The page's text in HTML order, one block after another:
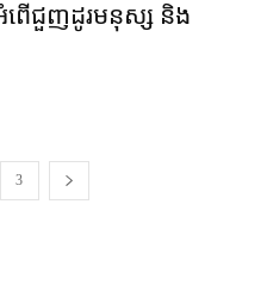
ាប​អំពើ​ជួញដូរ​មនុស្ស និង​
3